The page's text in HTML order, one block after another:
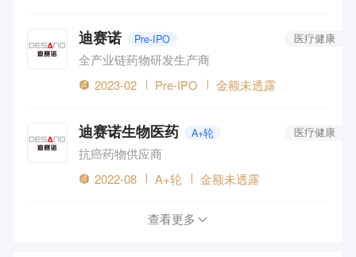
迪赛诺 Pre-IPO
全产业链药物研发生产商
医疗健康
2023-02 Pre-IPO 金额未透露
迪赛诺生物医药 A+轮
抗癌药物供应商
医疗健康
2022-08 A+轮 金额未透露
查看更多